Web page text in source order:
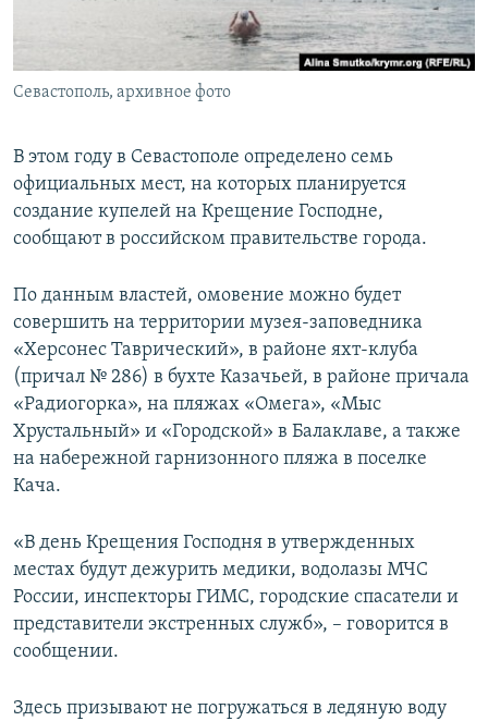
ELIFBE
Все сайты RFE/RL
Севастополь, архивное фото
В этом году в Севастополе определено семь
официальных мест, на которых планируется
создание купелей на Крещение Господне,
сообщают в российском правительстве города.
По данным властей, омовение можно будет
совершить на территории музея-заповедника
«Херсонес Таврический», в районе яхт-клуба
(причал № 286) в бухте Казачьей, в районе причала
«Радиогорка», на пляжах «Омега», «Мыс
Хрустальный» и «Городской» в Балаклаве, а также
на набережной гарнизонного пляжа в поселке
Кача.
«В день Крещения Господня в утвержденных
местах будут дежурить медики, водолазы МЧС
России, инспекторы ГИМС, городские спасатели и
представители экстренных служб», – говорится в
сообщении.
Здесь призывают не погружаться в ледяную воду